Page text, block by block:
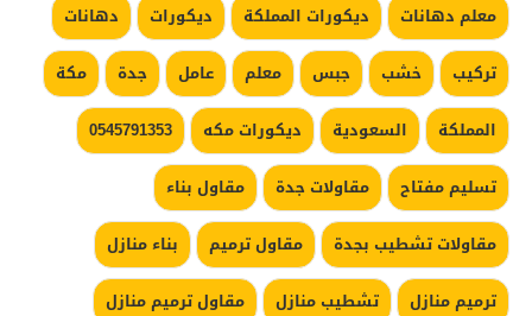
معلم دهانات
ديكورات المملكة ديكورات
دهانات
تركيب
خشب جبس معلم عامل جدة
مكة
المملكة
السعودية ديكورات مكه
0545791353
تسليم مفتاح
مقاولات جدة
مقاول بناء
مقاولات تشطيب بجدة
مقاول ترميم
بناء منازل
ترميم منازل
تشطيب منازل
مقاول ترميم منازل